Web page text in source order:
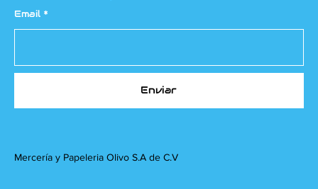
Email
Enviar
Mercería y Papeleria Olivo S.A de C.V